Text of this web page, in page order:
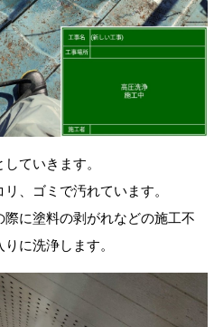
ていきます。
、ゴミで汚れています。
に塗料の剥がれなどの施工不
に洗浄します。